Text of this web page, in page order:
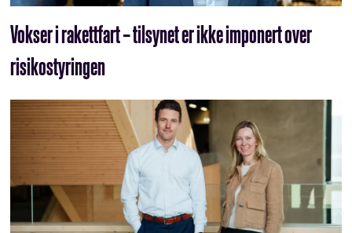
Vokser i rakettfart – tilsynet er ikke imponert over
risikostyringen